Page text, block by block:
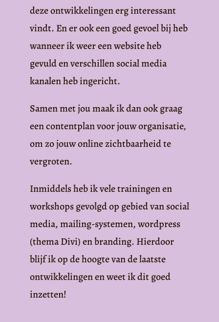
deze ontwikkelingen erg interessant
vindt. En er ook een goed gevoel bij heb
wanneer ik weer een website heb
gevuld en verschillen social media
kanalen heb ingericht.
Samen met jou maak ik dan ook graag
een contentplan voor jouw organisatie,
om zo jouw online zichtbaarheid te
vergroten.
Inmiddels heb ik vele trainingen en
workshops gevolgd op gebied van social
media, mailing-systemen, wordpress
(thema Divi) en branding. Hierdoor
blijf ik op de hoogte van de laatste
ontwikkelingen en weet ik dit goed
inzetten!